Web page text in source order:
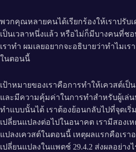
พวกคุณหลายคนได้เรียกร้องให้เราปรับ
เป็นเวลาหนึ่งแล้ว หรือไม่ก็มีบางคนที่ช
เราทำ ผมเลยอยากจะอธิบายว่าทำไมเร
ในตอนนี้
เป้าหมายของเราคือการทำให้เควสต์เป็
และมีความคุ้มค่าในการทำสำหรับผู้เล่น
ทำแบบนั้นได้ เราต้องย้อนกลับไปที่จุดเริ่
เปลี่ยนแปลงต่อไปในอนาคต เรามีสองเ
แปลงเควสต์ในตอนนี้ เหตุผลแรกคือเรา
เปลี่ยนแปลงในแพตช์ 29.4.2 ส่งผลอย่าง